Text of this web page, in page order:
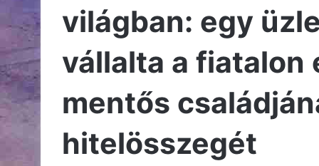
világban: egy
vállalta a fiatalon
mentős
hitelösszegét